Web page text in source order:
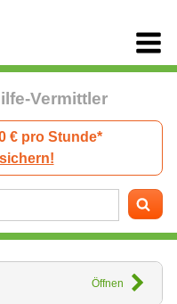
Vermittler
€ pro Stunde*
Öffnen